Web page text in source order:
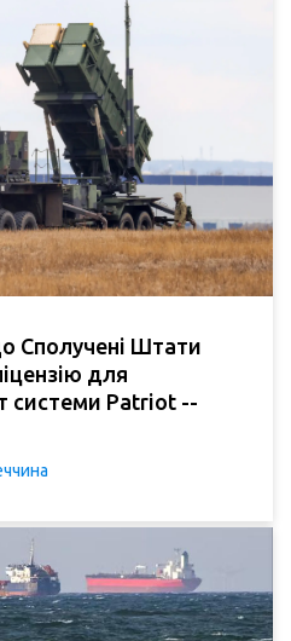
Сполучені Штати
для
системи Patriot --